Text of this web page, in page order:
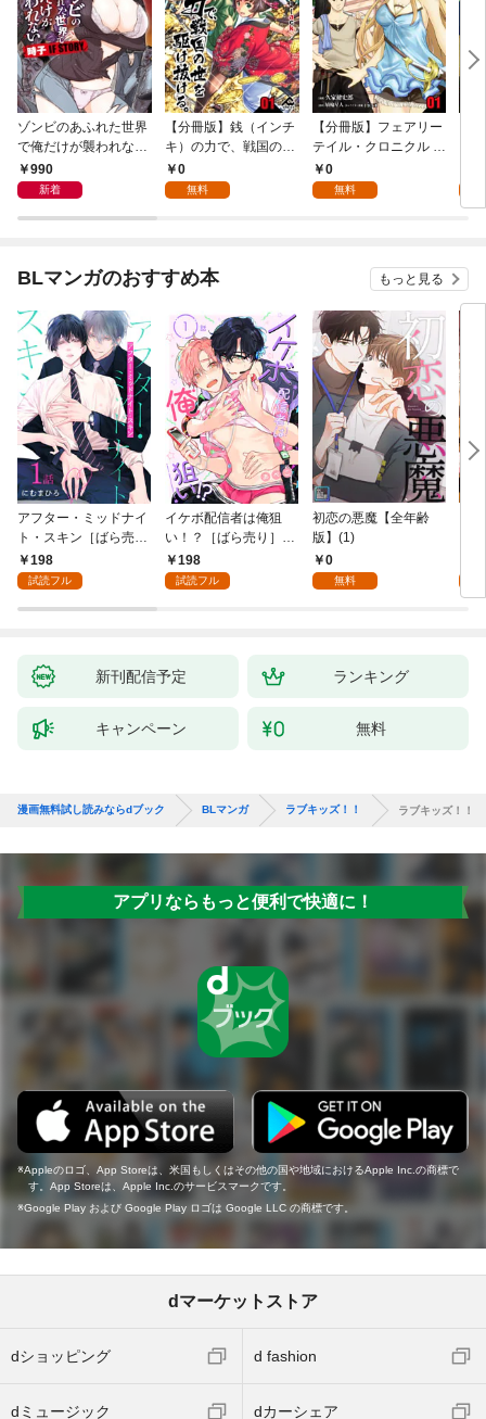
ゾンビのあふれた世界
で俺だけが襲われない
時子 IF STORY 1
990
新着
【分冊版】銭（インチ
キ）の力で、戦国の世
を駆け抜ける。 第1話
0
無料
【分冊版】フェアリー
テイル・クロニクル ～
空気読まない異世界ラ
イフ～ 第1話
0
無料
BLマンガのおすすめ本 もっと見る
アフター・ミッドナイ
ト・スキン［ばら売
り］ 第1話
198
試読フル
イケボ配信者は俺狙
い！？［ばら売り］
第1話
198
試読フル
初恋の悪魔【全年齢
版】(1)
0
無料
新刊配信予定 ランキング
キャンペーン 無料
漫画無料試し読みならdブック BLマンガ ラブキッズ！！ ラブキッズ！！
アプリならもっと便利で快適に！
Appleのロゴ、App Storeは、米国もしくはその他の国や地域におけるApple Inc.の商標で
す。App Storeは、Apple Inc.のサービスマークです。
Google Play および Google Play ロゴは Google LLC の商標です。
dマーケットストア
dショッピング d fashion
dミュージック dカーシェア